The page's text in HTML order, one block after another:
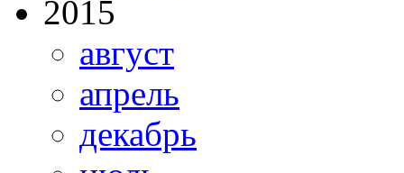
2015
август
апрель
декабрь